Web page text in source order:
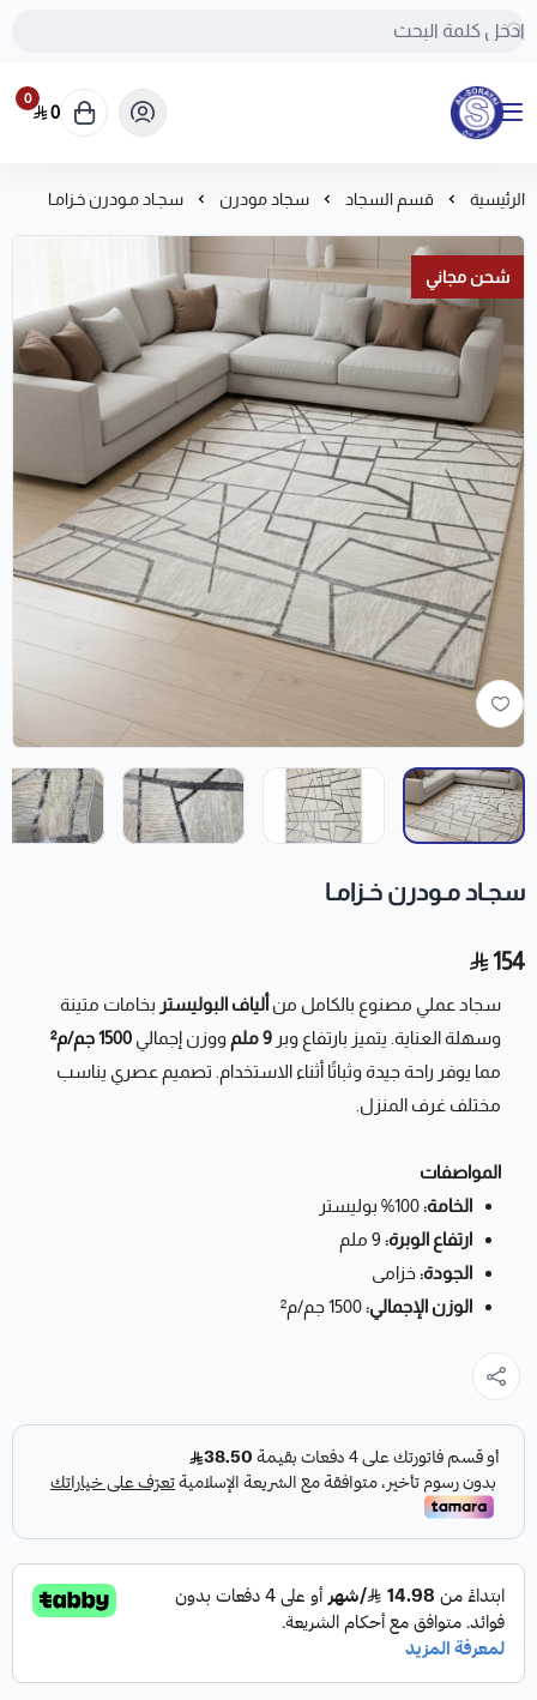
مفروشات السريع-اكبر متجر سجاد في المملكة
0
0
الرئيسية قسم السجاد سجاد مودرن سجـاد مـودرن خـزامـا
شحن مجاني
سجـاد مـودرن خـزامـا
154
سجاد عملي مصنوع بالكامل من ألياف البوليستر بخامات متينة
وسهلة العناية. يتميز بارتفاع وبر 9 ملم ووزن إجمالي 1500 جم/م²
مما يوفر راحة جيدة وثباتًا أثناء الاستخدام. تصميم عصري يناسب
مختلف غرف المنزل.
المواصفات
الخامة:
ارتفاع الوبرة:
الجودة:خزامى
الوزن الإجمالي: